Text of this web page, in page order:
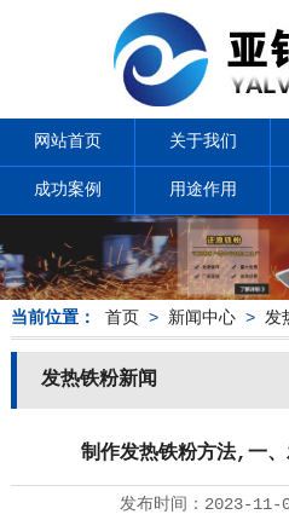
网站首页 关于我们
成功案例 用途作用
当前位置： 首页 > 新闻中心> 发
发热铁粉新闻
制作发热铁粉方法,一
发布时间： 2023-11-